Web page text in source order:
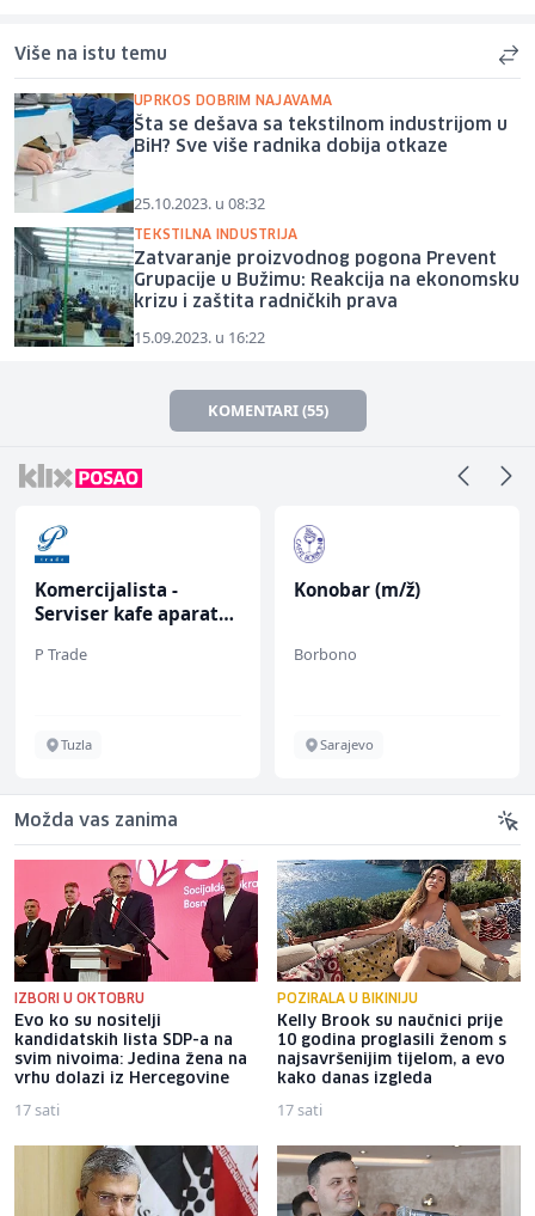
Više na istu temu
UPRKOS DOBRIM NAJAVAMA
Šta se dešava sa tekstilnom industrijom u
BiH? Sve više radnika dobija otkaze
25.10.2023. u 08:32
TEKSTILNA INDUSTRIJA
Zatvaranje proizvodnog pogona Prevent
Grupacije u Bužimu: Reakcija na ekonomsku
krizu i zaštita radničkih prava
15.09.2023. u 16:22
KOMENTARI (55)
Komercijalista -
Serviser kafe aparata
P Trade
Tuzla
Konobar (m/ž)
Borbono
Sarajevo
Možda vas zanima
IZBORI U OKTOBRU
Evo ko su nositelji
kandidatskih lista SDP-a na
svim nivoima: Jedina žena na
vrhu dolazi iz Hercegovine
17 sati
POZIRALA U BIKINIJU
Kelly Brook su naučnici prije
10 godina proglasili ženom s
najsavršenijim tijelom, a evo
kako danas izgleda
17 sati